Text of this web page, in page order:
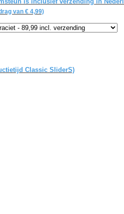
van € 4,99)
Classic SliderS)